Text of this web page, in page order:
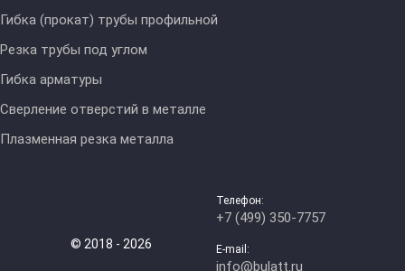
Гибка (прокат) трубы профильной
Резка трубы под углом
Гибка арматуры
Сверление отверстий в металле
Плазменная резка металла
© 2018 - 2026
Телефон:
+7 (499) 350-7757
E-mail:
info@bulatt.ru